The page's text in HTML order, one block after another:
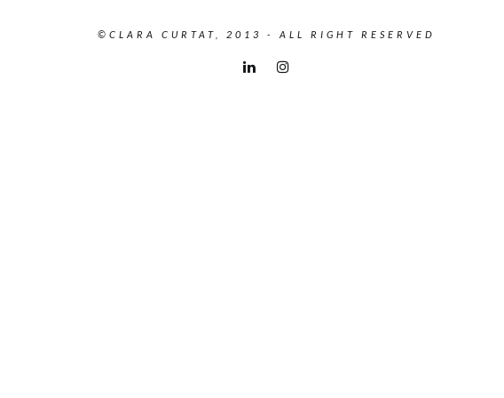
©CLARA CURTAT, 2013 - ALL RIGHT RESERVED